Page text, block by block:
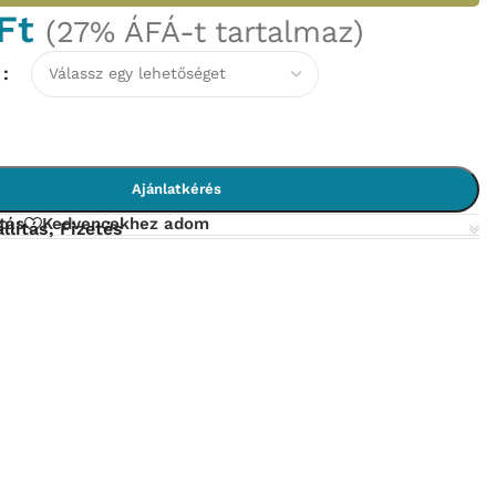
(27% ÁFÁ-t tartalmaz)
Ajánlatkérés
Kedvencekhez adom
Fizetés